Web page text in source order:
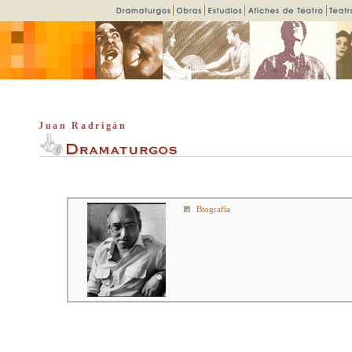
Juan Radrigán
Biografía